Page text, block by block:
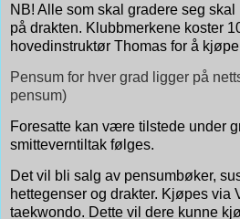
NB! Alle som skal gradere seg
på drakten. Klubbmerkene koster
hovedinstruktør Thomas for å
Pensum for hver grad ligger på
pensum)
Foresatte kan være tilstede under
smitteverntiltak følges.
Det vil bli salg av pensumbøker,
hettegenser og drakter. Kjøpes via
taekwondo. Dette vil dere kunne